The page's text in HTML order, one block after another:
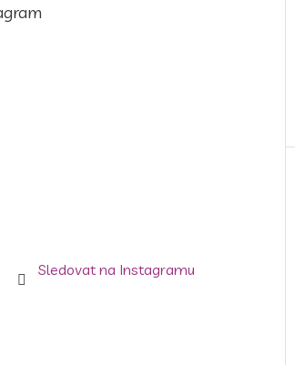
Sledovat na Instagramu